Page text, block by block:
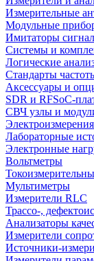
Измерительные
Модульные
Имитаторы
Системы и
Логические
Стандарты
Аксессуары и
SDR и
СВЧ узлы и
Лабораторные
Электронные
Вольтметры
Мультиметры
Измерители RLC
Трассо-,
Анализаторы
Измерители
Источники-